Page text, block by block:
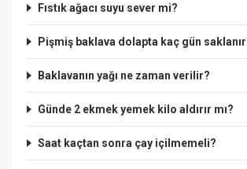
Fıstık ağacı suyu sever mi?
Pişmiş baklava dolapta kaç gün
Baklavanın yağı ne zaman verilir?
Günde 2 ekmek yemek kilo aldırır mı?
Saat kaçtan sonra çay içilmemeli?